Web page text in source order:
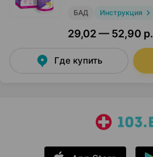
БАД Инструкция
29,02 — 52,90 р.
Где купить